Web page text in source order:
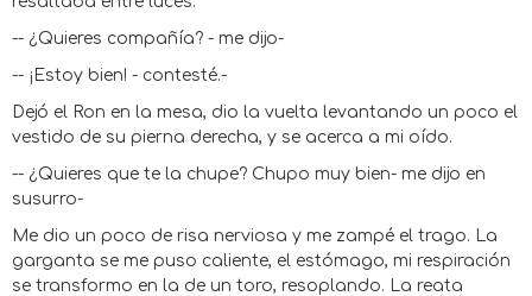
-- ¿Quieres compañía? - me dijo-
-- ¡Estoy bien! - contesté.-
Dejó el Ron en la mesa, dio la vuelta levantando un poco el
vestido de su pierna derecha, y se acerca a mi oído.
-- ¿Quieres que te la chupe? Chupo muy bien- me dijo en
susurro-
Me dio un poco de risa nerviosa y me zampé el trago. La
garganta se me puso caliente, el estómago, mi respiración
se transformo en la de un toro, resoplando. La reata